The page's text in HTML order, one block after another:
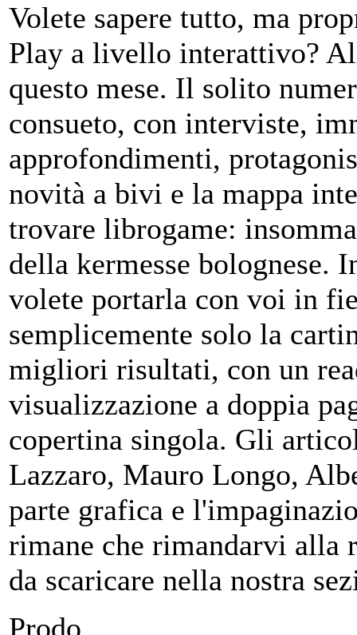
Volete sapere tutto, ma
Play a livello interattivo?
questo mese. Il solito
consueto, con interviste,
approfondimenti,
novità a bivi e la mappa
trovare librogame:
della kermesse bolognese.
volete portarla con voi in
semplicemente solo la
migliori risultati, con un
visualizzazione a doppia
copertina singola. Gli
Lazzaro, Mauro Longo,
parte grafica e
rimane che rimandarvi alla
da scaricare nella nostra
Prodo